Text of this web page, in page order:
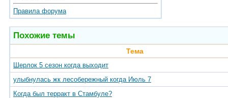
Правила форума
Похожие темы
Тема
Шерлок 5 сезон когда выходит
улыбнулась жк лесобережный когда Июль 7
Когда был терракт в Стамбуле?